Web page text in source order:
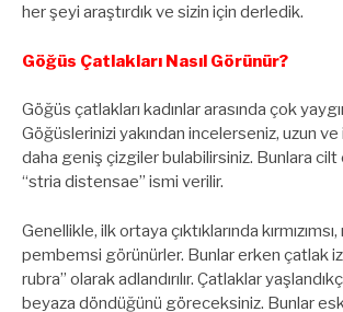
her şeyi araştırdık ve sizin için derledik.
Göğüs Çatlakları Nasıl Görünür?
Göğüs çatlakları kadınlar arasında çok
Göğüslerinizi yakından incelerseniz, uzun
daha geniş çizgiler bulabilirsiniz. Bunlara cilt
“stria distensae” ismi verilir.
Genellikle, ilk ortaya çıktıklarında
pembemsi görünürler. Bunlar erken çatlak
rubra” olarak adlandırılır. Çatlaklar
beyaza döndüğünü göreceksiniz. Bunlar